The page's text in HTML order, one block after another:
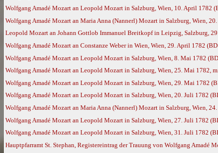
Wolfgang Amadé Mozart an Leopold Mozart in Salzburg, Wien, 10. April 1782
Wolfgang Amadé Mozart an Maria Anna (Nannerl) Mozart in Salzburg, Wien,
Leopold Mozart an Johann Gottlob Immanuel Breitkopf in Leipzig, Salzburg,
Wolfgang Amadé Mozart an Constanze Weber in Wien, Wien, 29. April 1782
Wolfgang Amadé Mozart an Leopold Mozart in Salzburg, Wien, 8. Mai 1782
Wolfgang Amadé Mozart an Leopold Mozart in Salzburg, Wien, 25. Mai 1782,
Wolfgang Amadé Mozart an Leopold Mozart in Salzburg, Wien, 29. Mai 1782
Wolfgang Amadé Mozart an Leopold Mozart in Salzburg, Wien, 20. Juli 1782
Wolfgang Amadé Mozart an Maria Anna (Nannerl) Mozart in Salzburg, Wien,
Wolfgang Amadé Mozart an Leopold Mozart in Salzburg, Wien, 27. Juli 1782
Wolfgang Amadé Mozart an Leopold Mozart in Salzburg, Wien, 31. Juli 1782
Hauptpfarramt St. Stephan, Registereintrag der Trauung von Wolfgang Amadé